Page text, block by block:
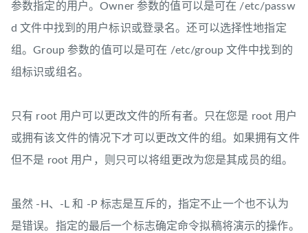
参数指定的用户。Owner 参数的值可以是可在 /etc/passw
d 文件中找到的用户标识或登录名。还可以选择性地指定
组。Group 参数的值可以是可在 /etc/group 文件中找到的
组标识或组名。
只有 root 用户可以更改文件的所有者。只在您是 root 用户
或拥有该文件的情况下才可以更改文件的组。如果拥有文件
但不是 root 用户，则只可以将组更改为您是其成员的组。
虽然 -H、-L 和 -P 标志是互斥的，指定不止一个也不认为
是错误。指定的最后一个标志确定命令拟稿将演示的操作。